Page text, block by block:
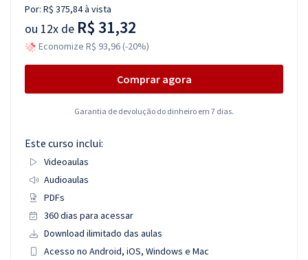
Por: R$ 375,84à vista
ou 12x de R$ 31,32
Economize R$ 93,96 (-20%)
Comprar agora
Garantia de devolução do dinheiro em 7 dias.
Este curso inclui:
Videoaulas
Audioaulas
PDFs
360 dias para acessar
Download ilimitado das aulas
Acesso no Android, iOS, Windows e Mac